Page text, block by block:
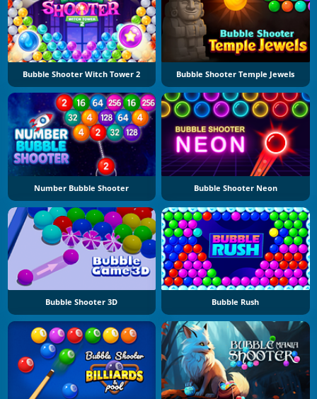
Bubble Shooter Witch Tower 2 Bubble Shooter Temple Jewels
Number Bubble Shooter Bubble Shooter Neon
Bubble Shooter 3D Bubble Rush